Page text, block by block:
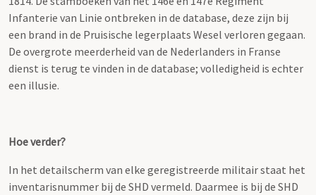
Infanterie van Linie ontbreken in de database, deze zijn bij
een brand in de Pruisische legerplaats Wesel verloren gegaan.
De overgrote meerderheid van de Nederlanders in Franse
dienst is terug te vinden in de database; volledigheid is echter
een illusie.
Hoe verder?
In het detailscherm van elke geregistreerde militair staat het
inventarisnummer bij de SHD vermeld. Daarmee is bij de SHD